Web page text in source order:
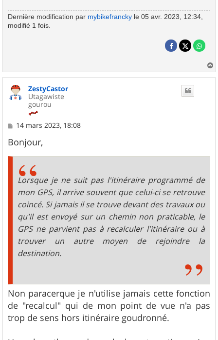
Dernière modification par mybikefrancky le 05 avr. 2023, 12:34,
modifié 1 fois.
a
ZestyCastor
Utagawiste
gourou
M
s
s
a
14 mars 2023, 18:08
Bonjour,
Lorsque je ne suit pas l'itinéraire programmé de
mon GPS, il arrive souvent que celui-ci se retrouve
coincé. Si jamais il se trouve devant des travaux ou
qu'il est envoyé sur un chemin non praticable, le
GPS ne parvient pas à recalculer l'itinéraire ou à
trouver un autre moyen de rejoindre la
destination.
Non paracerque je n'utilise jamais cette fonction
de "recalcul" qui de mon point de vue n'a pas
trop de sens hors itinéraire goudronné.